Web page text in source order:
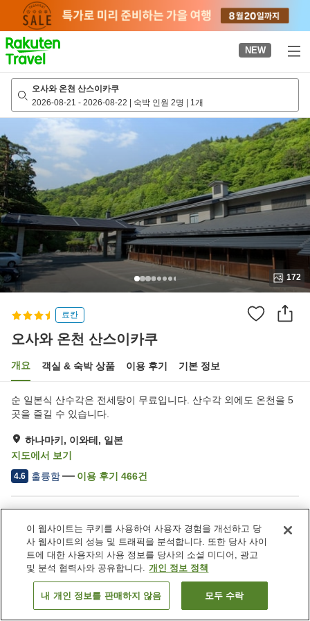
page
NEW
오사와 온천 산스이카쿠
2026-08-21 - 2026-08-22 | 숙박 인원 2명 | 1개
172
료칸
오사와 온천 산스이카쿠
개요 객실 & 숙박 상품 이용 후기 기본 정보
순 일본식 산수각은 전세탕이 무료입니다. 산수각 외에도 온천을 5
곳을 즐길 수 있습니다.
하나마키, 이와테, 일본
지도에서 보기
4.6 훌륭함 이용 후기 466건
주차장
라운지
야식 코너
자동판매기
객실 보기
이 웹사이트는 쿠키를 사용하여 사용자 경험을 개선하고 당
사 웹사이트의 성능 및 트래픽을 분석합니다. 또한 당사 사이
트에 대한 사용자의 사용 정보를 당사의 소셜 미디어, 광고
및 분석 협력사와 공유합니다. 개인 정보 정책
내 개인 정보를 판매하지 않음 모두 수락